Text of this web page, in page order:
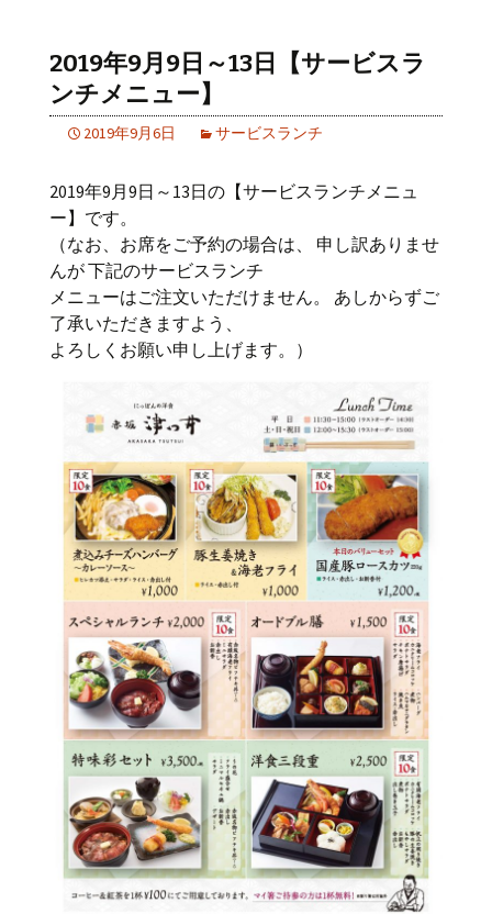
2019年9月9日～13日【サービスラ
ンチメニュー】
2019年9月6日 サービスランチ
2019年9月9日～13日の【サービスランチメニュ
ー】です。
（なお、お席をご予約の場合は、 申し訳ありませ
んが 下記のサービスランチ
メニューはご注文いただけません。 あしからずご
了承いただきますよう、
よろしくお願い申し上げます。）